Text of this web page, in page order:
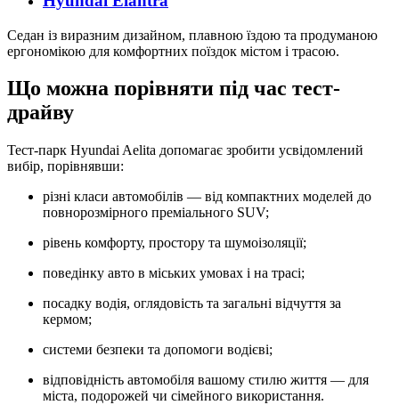
Седан із виразним дизайном, плавною їздою та продуманою
ергономікою для комфортних поїздок містом і трасою.
Що можна порівняти під час тест-
драйву
Тест-парк Hyundai Aelita допомагає зробити усвідомлений
вибір, порівнявши:
різні класи автомобілів — від компактних моделей до
повнорозмірного преміального SUV;
рівень комфорту, простору та шумоізоляції;
поведінку авто в міських умовах і на трасі;
посадку водія, оглядовість та загальні відчуття за
кермом;
системи безпеки та допомоги водієві;
відповідність автомобіля вашому стилю життя — для
міста, подорожей чи сімейного використання.